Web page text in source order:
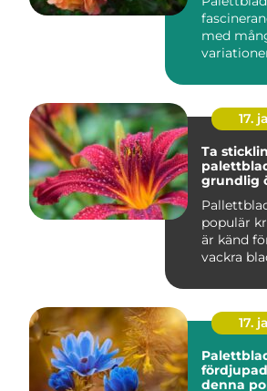
med
17.
Ta
grundlig
populär
är känd
vackra
Att ...
17.
denna